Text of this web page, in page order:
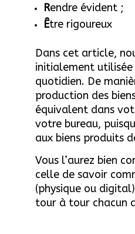
Rendre évident ;
Être rigoureux
Dans cet article,
initialement utilisée
quotidien. De
production des
équivalent dans
votre bureau,
aux biens produits
Vous l’aurez bien
celle de savoir
(physique ou
tour à tour chacun